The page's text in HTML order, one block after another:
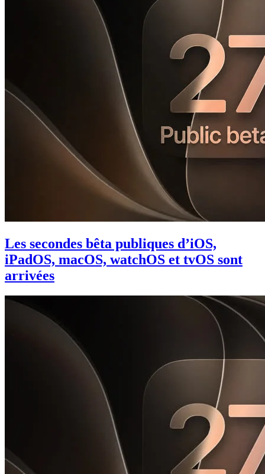
Les secondes bêta publiques d’iOS,
iPadOS, macOS, watchOS et tvOS sont
arrivées